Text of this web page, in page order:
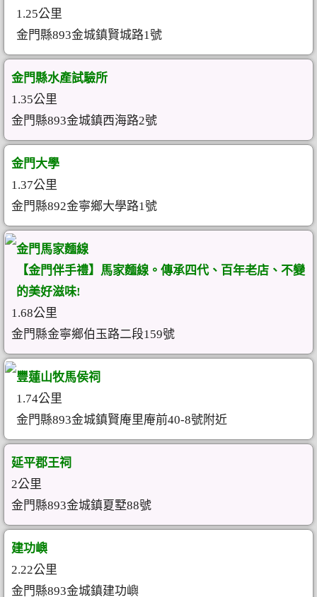
1.25公里
金門縣893金城鎮賢城路1號
金門縣水產試驗所
1.35公里
金門縣893金城鎮西海路2號
金門大學
1.37公里
金門縣892金寧鄉大學路1號
金門馬家麵線
【金門伴手禮】馬家麵線。傳承四代、百年老店、不變
的美好滋味!
1.68公里
金門縣金寧鄉伯玉路二段159號
豐蓮山牧馬侯祠
1.74公里
金門縣893金城鎮賢庵里庵前40-8號附近
延平郡王祠
2公里
金門縣893金城鎮夏墅88號
建功嶼
2.22公里
金門縣893金城鎮建功嶼